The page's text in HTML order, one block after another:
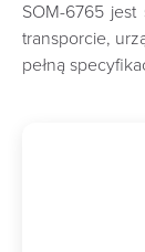
SOM-6765
transporcie,
pełną